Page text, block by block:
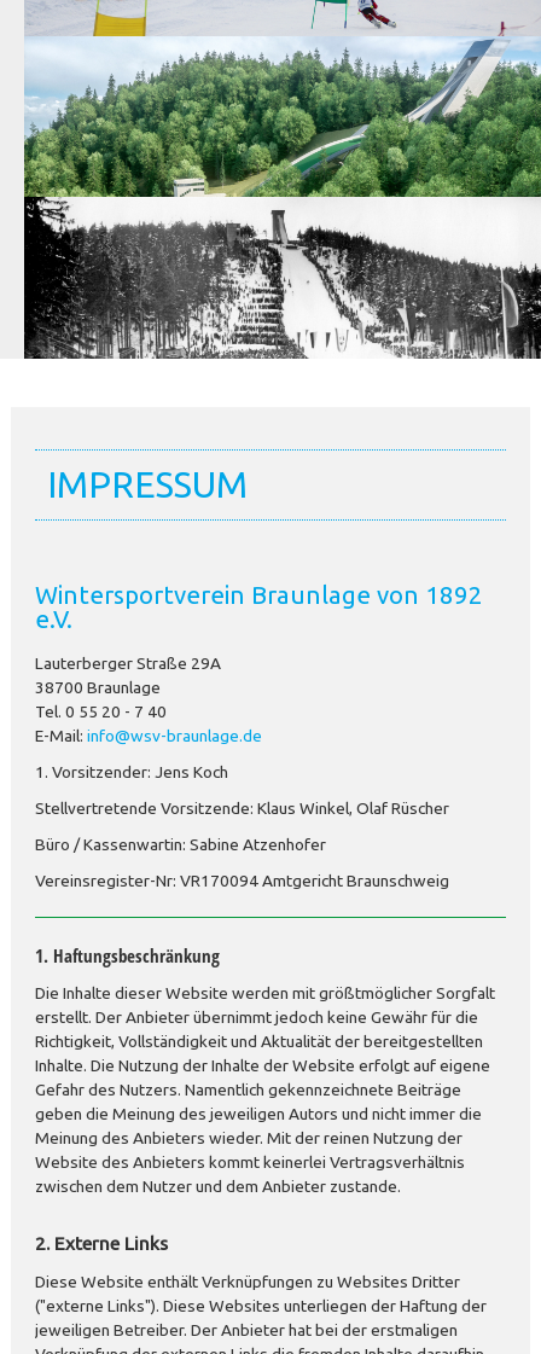
IMPRESSUM
Wintersportverein Braunlage von 1892
e.V.
Lauterberger Straße 29A
38700 Braunlage
Tel. 0 55 20 - 7 40
E-Mail: info@wsv-braunlage.de
1. Vorsitzender: Jens Koch
Stellvertretende Vorsitzende: Klaus Winkel, Olaf Rüscher
Büro / Kassenwartin: Sabine Atzenhofer
Vereinsregister-Nr: VR170094 Amtgericht Braunschweig
1. Haftungsbeschränkung
Die Inhalte dieser Website werden mit größtmöglicher Sorgfalt
erstellt. Der Anbieter übernimmt jedoch keine Gewähr für die
Richtigkeit, Vollständigkeit und Aktualität der bereitgestellten
Inhalte. Die Nutzung der Inhalte der Website erfolgt auf eigene
Gefahr des Nutzers. Namentlich gekennzeichnete Beiträge
geben die Meinung des jeweiligen Autors und nicht immer die
Meinung des Anbieters wieder. Mit der reinen Nutzung der
Website des Anbieters kommt keinerlei Vertragsverhältnis
zwischen dem Nutzer und dem Anbieter zustande.
2. Externe Links
Diese Website enthält Verknüpfungen zu Websites Dritter
("externe Links"). Diese Websites unterliegen der Haftung der
jeweiligen Betreiber. Der Anbieter hat bei der erstmaligen